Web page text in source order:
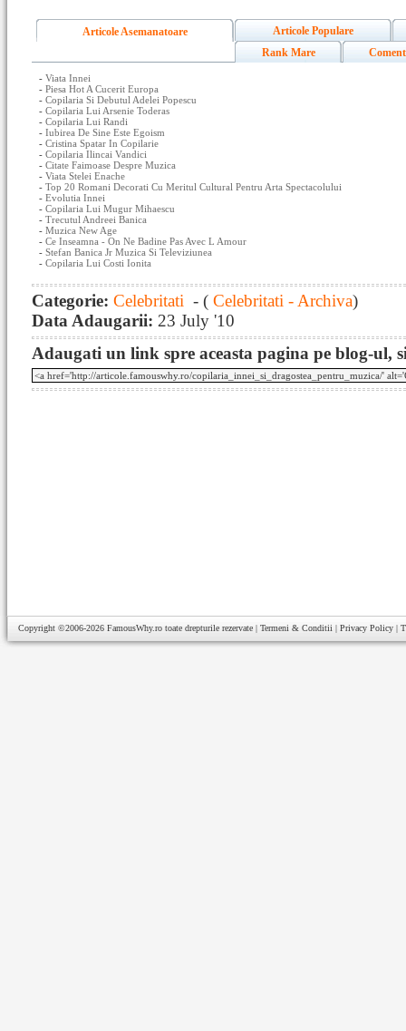
Articole Asemanatoare
Articole Populare
Rank Mare
- Viata Innei
- Piesa Hot A Cucerit Europa
- Copilaria Si Debutul Adelei Popescu
- Copilaria Lui Arsenie Toderas
- Copilaria Lui Randi
- Iubirea De Sine Este Egoism
- Cristina Spatar In Copilarie
- Copilaria Ilincai Vandici
- Citate Faimoase Despre Muzica
- Viata Stelei Enache
- Top 20 Romani Decorati Cu Meritul Cultural Pentru Arta Spectacolului
- Evolutia Innei
- Copilaria Lui Mugur Mihaescu
- Trecutul Andreei Banica
- Muzica New Age
- Ce Inseamna - On Ne Badine Pas Avec L Amour
- Stefan Banica Jr Muzica Si Televiziunea
- Copilaria Lui Costi Ionita
Categorie: Celebritati - ( Celebritati - Archiva)
Data Adaugarii: 23 July '10
Adaugati un link spre aceasta pagina pe blog-ul,
Copyright ©2006-2026 FamousWhy.ro toate drepturile rezervate | Termeni & Conditii | Privacy Policy |